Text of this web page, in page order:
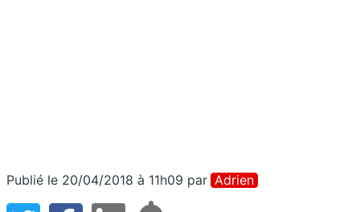
Publié le 20/04/2018 à 11h09 par Adrien